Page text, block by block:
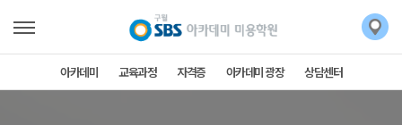
아카데미 교육과정 자격증 아카데미 광장 상담센터